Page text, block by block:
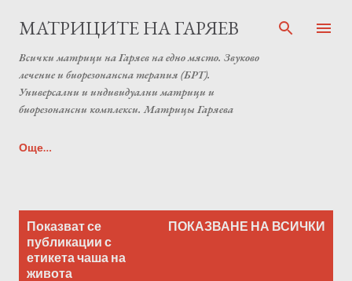
Пропускане към основното съдържание
МАТРИЦИТЕ НА ГАРЯЕВ
Всички матрици на Гаряев на едно място. Звуково
лечение и биорезонансна терапия (БРТ).
Универсални и индивидуални матрици и
биорезонансни комплекси. Матрицы Гаряева
Още…
Laboratory (Individual programs Garyaev matrix)
Показват се
публикации с
етикетачаша на
живота
ПОКАЗВАНЕ НА ВСИЧКИ